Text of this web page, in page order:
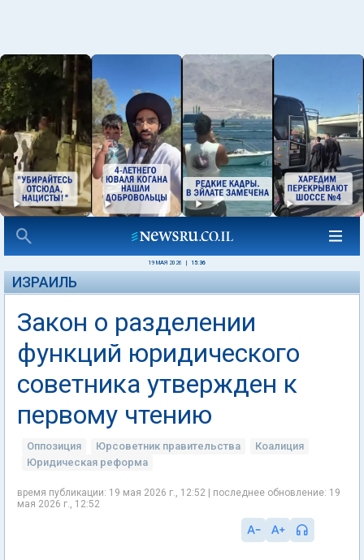
19 МАЯ 2026 15:36
ИЗРАИЛЬ
Закон о разделении
функций юридического
советника утвержден к
первому чтению
Оппозиция Юрсоветник правительства
Коалиция
Юридическая реформа
время публикации: 19 мая 2026 г., 12:52 | последнее обновление: 19
мая 2026 г., 12:52